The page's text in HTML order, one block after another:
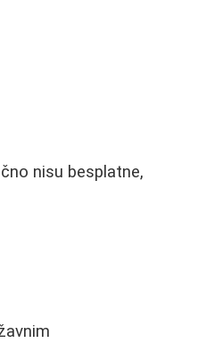
nisu besplatne,